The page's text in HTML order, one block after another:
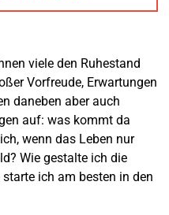
viele den Ruhestand
Vorfreude, Erwartungen
daneben aber auch
auf: was kommt da
wenn das Leben nur
Wie gestalte ich die
ich am besten in den